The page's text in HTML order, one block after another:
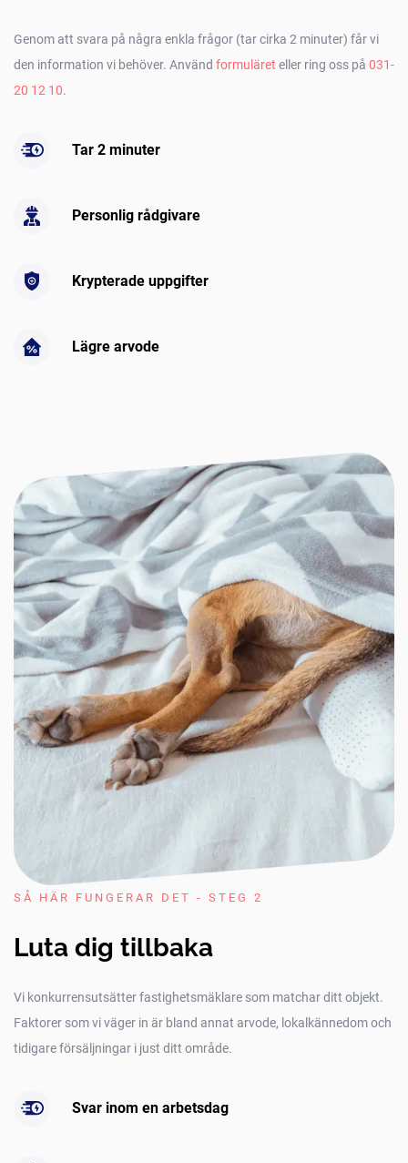
Genom att svara på några enkla frågor (tar cirka 2 minuter) får vi
den information vi behöver. Använd formuläret eller ring oss på 031-
20 12 10.
Tar 2 minuter
Personlig rådgivare
Krypterade uppgifter
Lägre arvode
SÅ HÄR FUNGERAR DET - STEG 2
Luta dig tillbaka
Vi konkurrensutsätter fastighetsmäklare som matchar ditt objekt.
Faktorer som vi väger in är bland annat arvode, lokalkännedom och
tidigare försäljningar i just ditt område.
Svar inom en arbetsdag